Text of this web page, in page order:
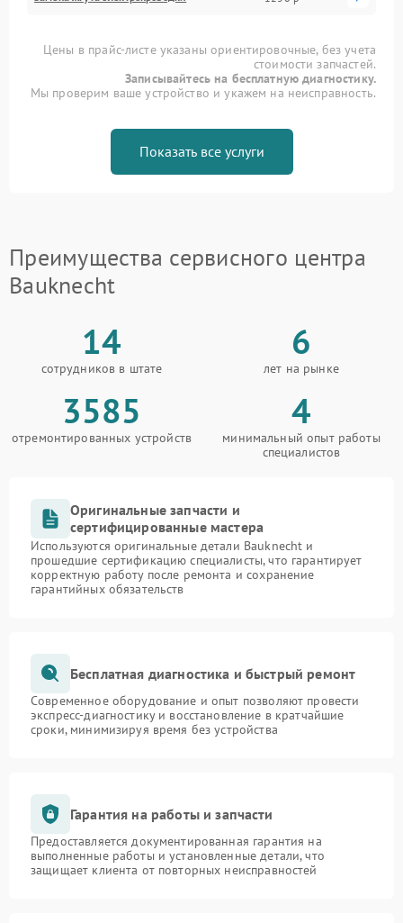
Цены в прайс-листе указаны ориентировочные, без учета
стоимости запчастей.
Записывайтесь на бесплатную диагностику.
Мы проверим ваше устройство и укажем на неисправность.
Показать все услуги
Преимущества сервисного центра
Bauknecht
14
сотрудников в штате
6
лет на рынке
3585
отремонтированных устройств
4
минимальный опыт работы
специалистов
Оригинальные запчасти и
сертифицированные мастера
Используются оригинальные детали Bauknecht и
прошедшие сертификацию специалисты, что гарантирует
корректную работу после ремонта и сохранение
гарантийных обязательств
Бесплатная диагностика и быстрый ремонт
Современное оборудование и опыт позволяют провести
экспресс-диагностику и восстановление в кратчайшие
сроки, минимизируя время без устройства
Гарантия на работы и запчасти
Предоставляется документированная гарантия на
выполненные работы и установленные детали, что
защищает клиента от повторных неисправностей